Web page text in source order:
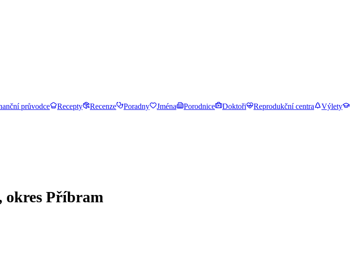
průvodce Recepty Recenze Poradny Jména Porodnice Doktoři Reprodukční centra
Výlety
okres Příbram